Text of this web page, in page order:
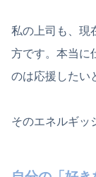
私の上司も、現
方です。本当に
のは応援したい
そのエネルギッ